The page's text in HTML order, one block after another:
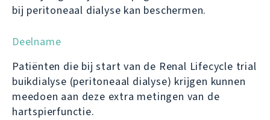
bij peritoneaal dialyse kan beschermen.
Deelname
Patiënten die bij start van de Renal Lifecycle trial
buikdialyse (peritoneaal dialyse) krijgen kunnen
meedoen aan deze extra metingen van de
hartspierfunctie.